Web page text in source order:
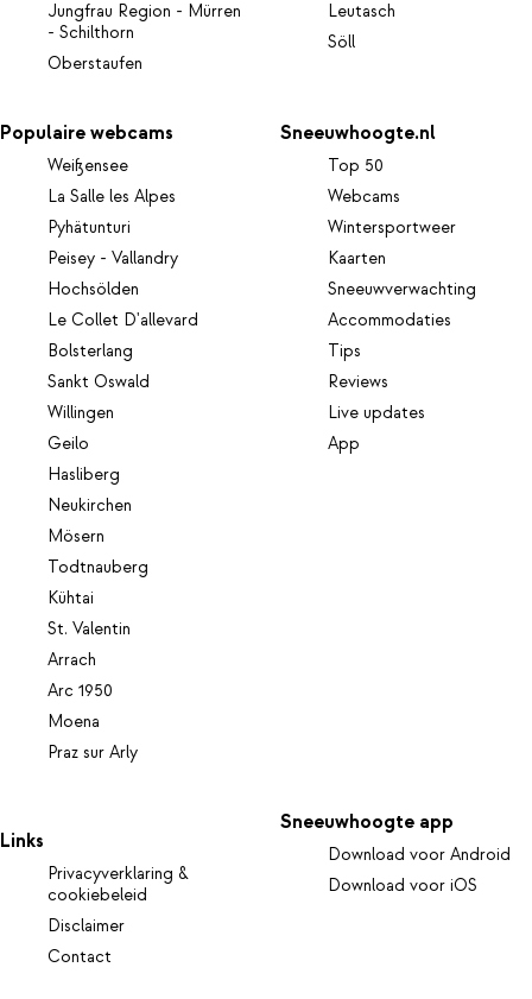
Jungfrau Region - Mürren
- Schilthorn
Oberstaufen
Leutasch
Söll
Populaire webcams
Weißensee
La Salle les Alpes
Pyhätunturi
Peisey - Vallandry
Hochsölden
Le Collet D'allevard
Bolsterlang
Sankt Oswald
Willingen
Geilo
Hasliberg
Neukirchen
Mösern
Todtnauberg
Kühtai
St. Valentin
Arrach
Arc 1950
Moena
Praz sur Arly
Sneeuwhoogte.nl
Top 50
Webcams
Wintersportweer
Kaarten
Sneeuwverwachting
Accommodaties
Tips
Reviews
Live updates
App
Links
Privacyverklaring &
cookiebeleid
Disclaimer
Contact
Sneeuwhoogte app
Download voor Android
Download voor iOS